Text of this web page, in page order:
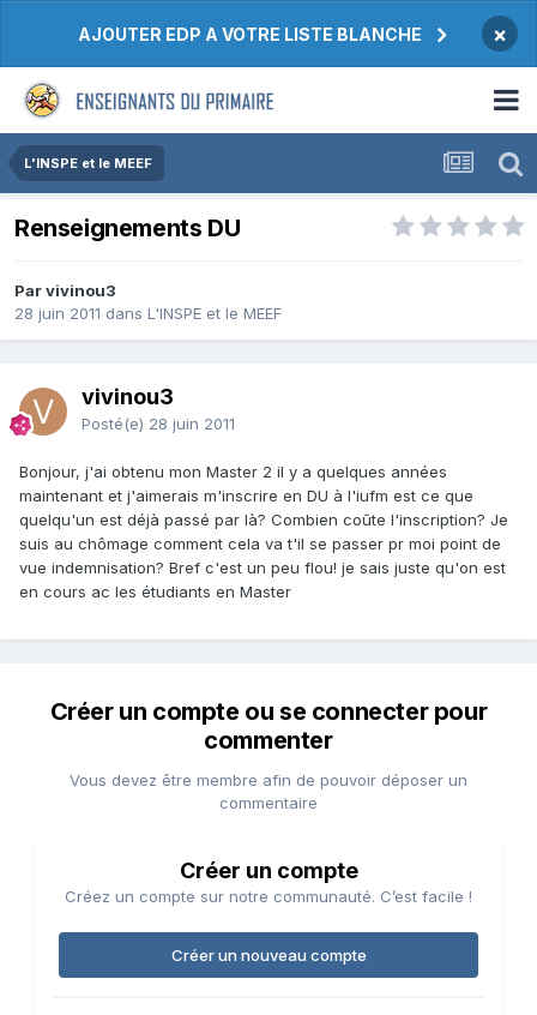
AJOUTER EDP A VOTRE LISTE BLANCHE ×
L'INSPE et le MEEF
Renseignements DU
Par vivinou3
28 juin 2011 dans L'INSPE et le MEEF
vivinou3
Posté(e) 28 juin 2011
Bonjour, j'ai obtenu mon Master 2 il y a quelques années
maintenant et j'aimerais m'inscrire en DU à l'iufm est ce que
quelqu'un est déjà passé par là? Combien coûte l'inscription? Je
suis au chômage comment cela va t'il se passer pr moi point de
vue indemnisation? Bref c'est un peu flou! je sais juste qu'on est
en cours ac les étudiants en Master
Créer un compte ou se connecter pour
commenter
Vous devez être membre afin de pouvoir déposer un
commentaire
Créer un compte
Créez un compte sur notre communauté. C’est facile !
Créer un nouveau compte